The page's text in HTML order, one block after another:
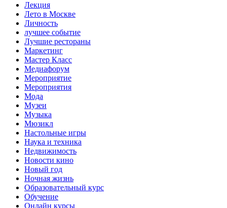
Лекция
Лето в Москве
Личность
лучшее событие
Лучшие рестораны
Маркетинг
Мастер Класс
Медиафорум
Мероприятие
Мероприятия
Мода
Музеи
Музыка
Мюзикл
Настольные игры
Наука и техника
Недвижимость
Новости кино
Новый год
Ночная жизнь
Образовательный курс
Обучение
Онлайн курсы